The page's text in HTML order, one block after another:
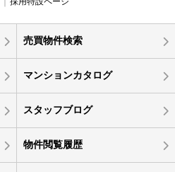
売買物件検索
マンションカタログ
スタッフブログ
物件閲覧履歴